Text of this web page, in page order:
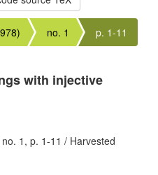
no. 1 p. 1-11
with injective
1, p. 1-11 / Harvested